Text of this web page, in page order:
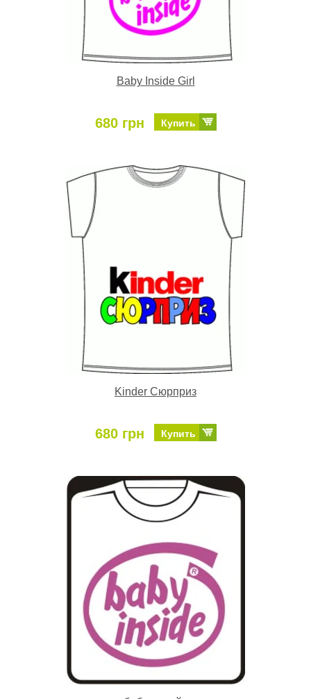
Baby Inside Girl
680 грн Купить
Kinder Сюрприз
680 грн Купить